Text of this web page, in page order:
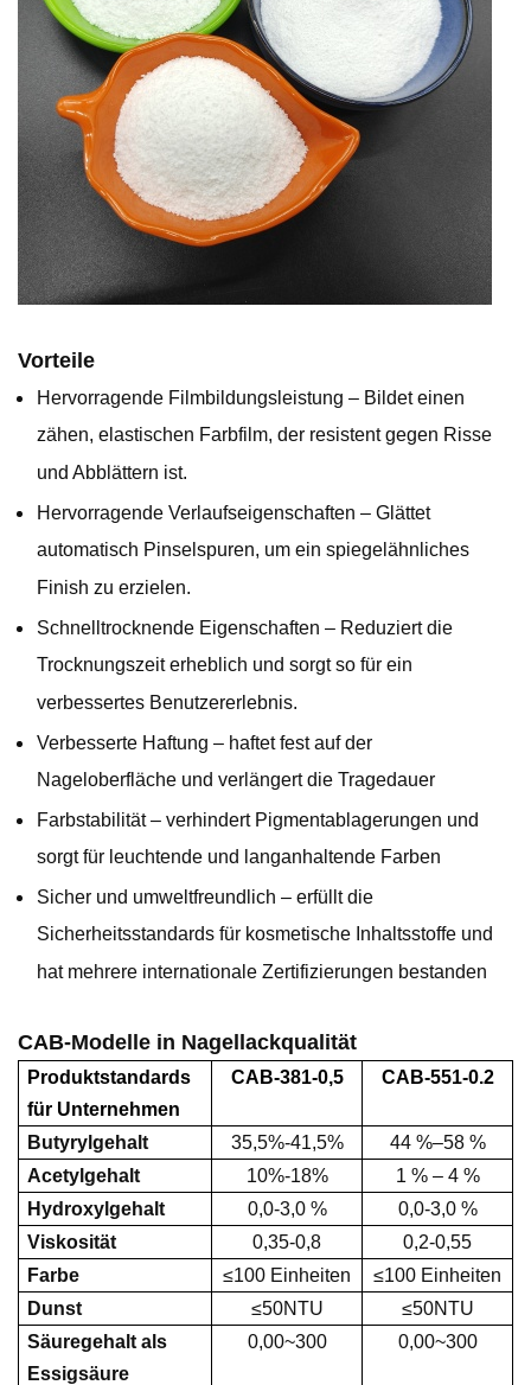
Vorteile
Hervorragende Filmbildungsleistung – Bildet einen
zähen, elastischen Farbfilm, der resistent gegen Risse
und Abblättern ist.
Hervorragende Verlaufseigenschaften – Glättet
automatisch Pinselspuren, um ein spiegelähnliches
Finish zu erzielen.
Schnelltrocknende Eigenschaften – Reduziert die
Trocknungszeit erheblich und sorgt so für ein
verbessertes Benutzererlebnis.
Verbesserte Haftung – haftet fest auf der
Nageloberfläche und verlängert die Tragedauer
Farbstabilität – verhindert Pigmentablagerungen und
sorgt für leuchtende und langanhaltende Farben
Sicher und umweltfreundlich – erfüllt die
Sicherheitsstandards für kosmetische Inhaltsstoffe und
hat mehrere internationale Zertifizierungen bestanden
CAB-Modelle in Nagellackqualität
Produktstandards
für Unternehmen
CAB-381-0,5 CAB-551-0.2
Butyrylgehalt 35,5%-41,5%
44 %–58 %
Acetylgehalt
10%-18%
1 % – 4 %
Hydroxylgehalt
0,0-3,0 %
0,0-3,0 %
Viskosität
0,35-0,8
0,2-0,55
Farbe
≤100 Einheiten
≤100 Einheiten
Dunst
≤50NTU
≤50NTU
Säuregehalt als
Essigsäure
0,00~300 0,00~300